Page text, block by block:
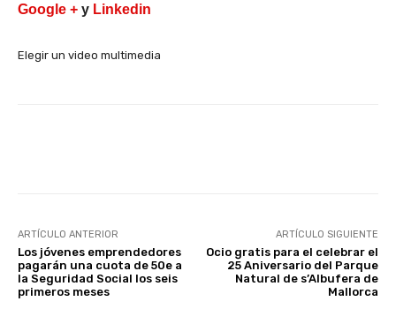
Google + y Linkedin
Elegir un video multimedia
ARTÍCULO ANTERIOR
Los jóvenes emprendedores
pagarán una cuota de 50e a
la Seguridad Social los seis
primeros meses
ARTÍCULO SIGUIENTE
Ocio gratis para el celebrar el
25 Aniversario del Parque
Natural de s’Albufera de
Mallorca